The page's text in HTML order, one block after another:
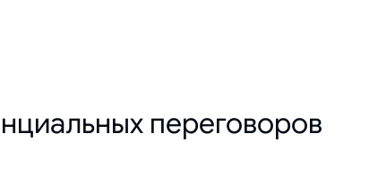
переговоров